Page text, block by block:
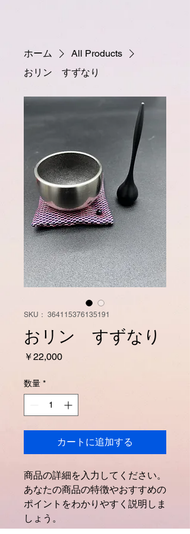
ホーム
All Products
おリン すずなり
SKU： 364115376135191
おリン すずなり
￥22,000価
数量 *
カートに追加する
商品の詳細を入力してください。
あなたの商品の特徴やおすすめの
ポイントをわかりやすく説明しま
しょう。